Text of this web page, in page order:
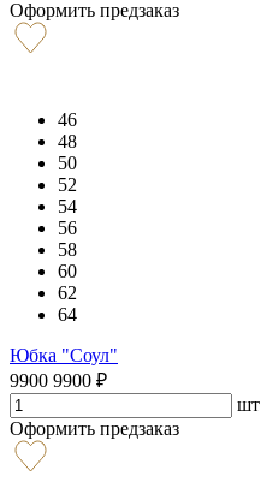
Оформить предзаказ
46
48
50
52
54
56
58
60
62
64
Юбка "Соул"
9900 9900 ₽
шт
Оформить предзаказ